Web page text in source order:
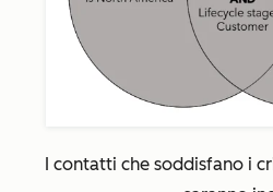
I contatti che soddisfano i